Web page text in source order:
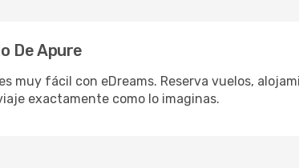
De Apure
muy fácil con eDreams. Reserva vuelos,
exactamente como lo imaginas.